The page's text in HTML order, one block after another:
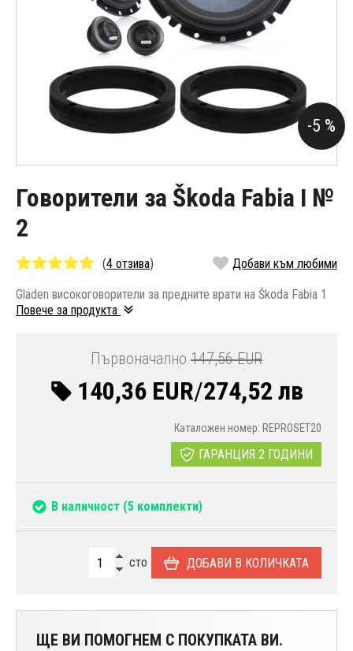
Говорители за Škoda Fabia I №
2
(4 отзива) Добави към любими
Gladen високоговорители за предните врати на Škoda Fabia 1
Повече за продукта
Първоначално 147,56 EUR
140,36 EUR/274,52 лв
Каталожен номер: REPROSET20
ГАРАНЦИЯ 2 ГОДИНИ
В наличност (5 комплекти)
сто ДОБАВИ В КОЛИЧКАТА
ЩЕ ВИ ПОМОГНЕМ С ПОКУПКАТА ВИ.
-5 %